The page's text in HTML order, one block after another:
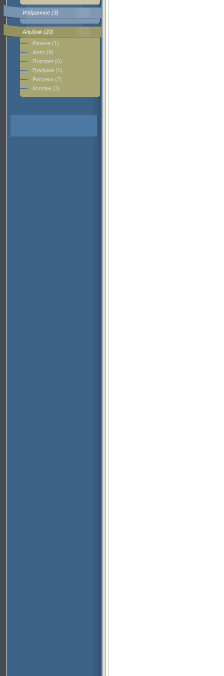
Избранное (3)
Альбом (20)
Разное (1)
Фото (8)
Портрет (6)
Графика (1)
Рисунки (2)
Коллаж (2)